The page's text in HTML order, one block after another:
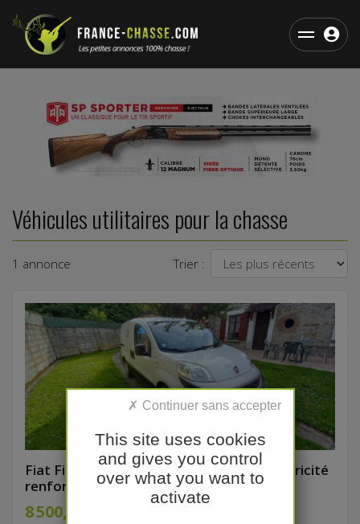
Véhicules utilitaires pour la chasse
1 annonce Trier :
Fiat Fiorino " adventure" 1,3 multijet motricité
renforcée
8 500,00 €
This site uses cookies
and gives you control
over what you want to
activate